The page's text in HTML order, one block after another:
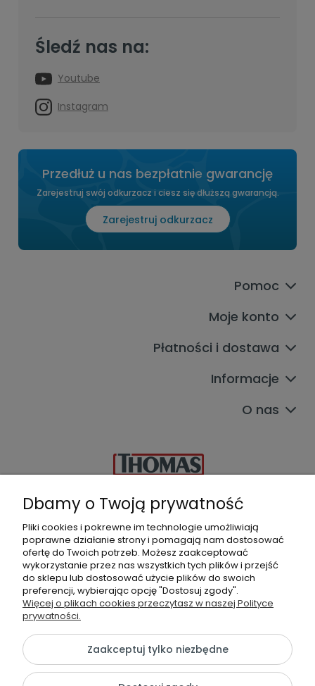
Śledź nas na:
Youtube
Instagram
Przedłuż u nas bezpłatnie gwarancję
Zarejestruj swój odkurzacz i ciesz się dłuższą gwarancją.
Zarejestruj odkurzacz
Pomoc
Moje konto
Płatności i dostawa
Informacje
O nas
Autoryzowany
Sklep & Serwis Thomas
ul. Łukowska 2B lok17
04-113 Warszawa
+22 644 56 78 I 604 133 055
sklep@thomas-sklep.pl
©2026 Wszelkie Prawa Zastrzeżone | Autoryzowany Sklep &
Serwis THOMAS
Dbamy o Twoją prywatność
Pliki cookies i pokrewne im technologie umożliwiają
poprawne działanie strony i pomagają nam dostosować
ofertę do Twoich potrzeb. Możesz zaakceptować
wykorzystanie przez nas wszystkich tych plików i przejść
do sklepu lub dostosować użycie plików do swoich
preferencji, wybierając opcję "Dostosuj zgody".
Więcej o plikach cookies przeczytasz w naszej Polityce
prywatności.
Zaakceptuj tylko niezbędne